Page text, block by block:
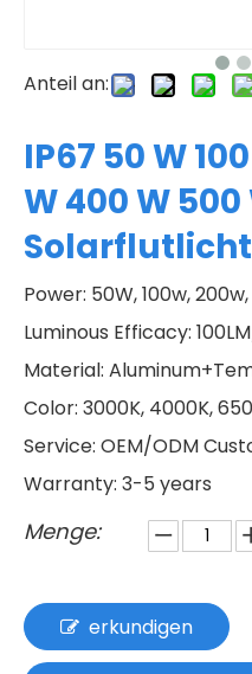
Anteil an:
IP67 50 W
W 400 W 500
Solarflutlicht
Power: 50W, 100w,
Luminous Efficacy:
Material:
Color: 3000K, 4000K,
Service: OEM/ODM
Warranty: 3-5 years
Menge:
erkundigen